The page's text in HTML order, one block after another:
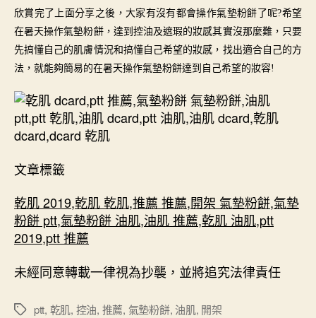
欣賞完了上面分享之後，大家有沒有都會操作氣墊粉餅了呢?希望
在暑天操作氣墊粉餅，達到控油及遮瑕的妝感其實沒那麼難，只要
先搞懂自己的肌膚情況和搞懂自己希望的妝感，找出適合自己的方
法，就能夠簡易的在暑天操作氣墊粉餅達到自己希望的妝容!
文章標籤
乾肌 2019,乾肌 乾肌,推薦 推薦,開架 氣墊粉餅,氣墊
粉餅 ptt,氣墊粉餅 油肌,油肌 推薦,乾肌 油肌,ptt
2019,ptt 推薦
未經同意轉載一律視為抄襲，並將追究法律責任
標
ptt, 乾肌, 控油, 推薦, 氣墊粉餅, 油肌, 開架